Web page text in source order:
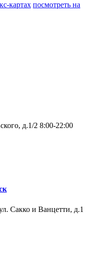
картах посмотреть на
д.1/2 8:00-22:00
Сакко и Ванцетти, д.1